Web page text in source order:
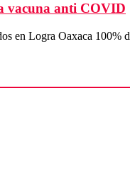
vacuna anti COVID
en Logra Oaxaca 100%